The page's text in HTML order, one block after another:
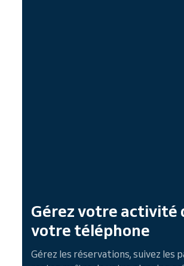
Gérez votre activité
votre téléphone
Gérez les réservations, suivez les